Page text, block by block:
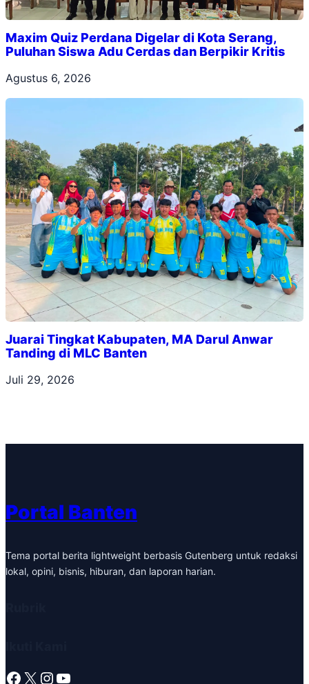
Maxim Quiz Perdana Digelar di Kota Serang,
Puluhan Siswa Adu Cerdas dan Berpikir Kritis
Agustus 6, 2026
Juarai Tingkat Kabupaten, MA Darul Anwar
Tanding di MLC Banten
Juli 29, 2026
Portal Banten
Tema portal berita lightweight berbasis Gutenberg untuk redaksi
lokal, opini, bisnis, hiburan, dan laporan harian.
Facebook X Instagram YouTube